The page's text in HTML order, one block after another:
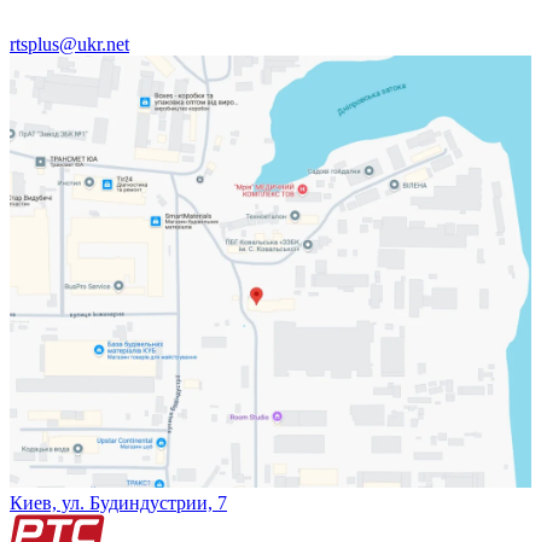
rtsplus@ukr.net
Киев, ул. Будиндустрии, 7